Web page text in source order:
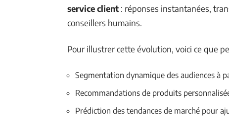
service client : réponses instantanées,
conseillers humains.
Pour illustrer cette évolution, voici ce que
Segmentation dynamique des audiences à
Recommandations de produits
Prédiction des tendances de marché pour